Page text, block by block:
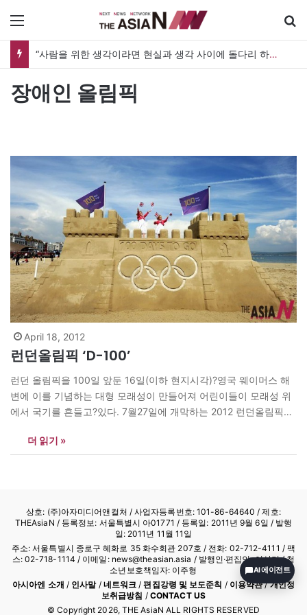
“사람을 위한 생각이라면 현실과 생각 사이에 돌다리 하나는 놓아야 하지 않을까”
장애인 올림픽
April 18, 2012
런던올림픽 ‘D-100’
런던 올림픽을 100일 앞둔 16일(이하 현지시각)?영국 웨이머스 해
변에 이를 기념하는 대형 모래성이 만들어져 어린이들이 모래성 위
에서 국기를 흔들고?있다. 7월27일에 개막하는 2012 런던올림픽에
최한다. <신화사> news@theasian.asia
더 읽기 »
상호: (주)아자미디어앤컬처 /사업자등록번호: 101-86-64640 / 제호:
THEAsiaN / 등록정보: 서울특별시 아01771 / 등록일: 2011년 9월 6일 / 발행
일: 2011년 11월 11일
주소: 서울특별시 종로구 혜화로 35 화수회관 207호 / 전화: 02-712-4111 / 팩
스: 02-718-1114 / 이메일: news@theasian.asia / 발행인·편집인: 이상기 / 청
소년보호책임자: 이주형
아시아엔 소개 / 인사말/ 네트워크 /편집강령 및 보도준칙 / 이용약관/개인정
보취급방침 / CONTACT US
© Copyright 2026, THE AsiaN ALL RIGHTS RESERVED
AI 에이전트